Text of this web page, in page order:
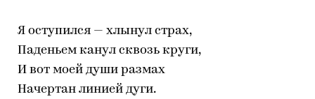
Я оступился — хлынул страх,
Паденьем канул сквозь круги,
И вот моей души размах
Начертан линией дуги.